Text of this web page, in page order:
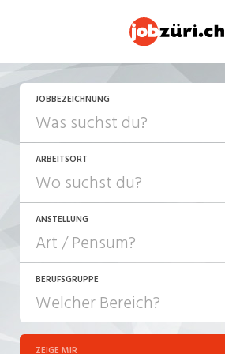
JOBBEZEICHNUNG
ARBEITSORT
ANSTELLUNG
JOB-TYP
Festanstellung
BERUFSGRUPPE
ZEIGE MIR